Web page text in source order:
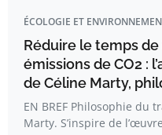
ÉCOLOGIE ET
Réduire le temps
émissions de CO2 :
de Céline Marty,
EN BREF Philosophie du
Marty. S’inspire de